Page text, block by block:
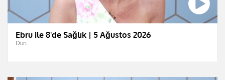
Ebru ile 8'de Sağlık | 5 Ağustos 2026
Dün